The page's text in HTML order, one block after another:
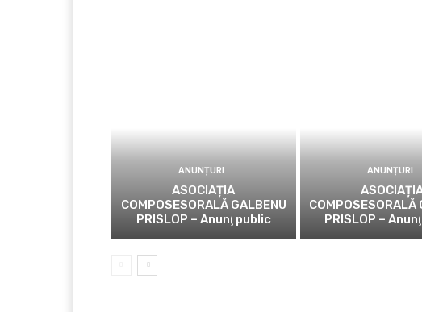
ANUNȚURI
ASOCIAȚIA
COMPOSESORALĂ GALBENU
PRISLOP – Anunţ public
ANUNȚURI
COMPOSESORALĂ
PRISLOP –